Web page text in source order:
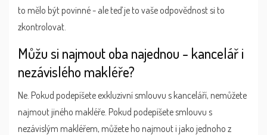
to mělo být povinné - ale teď je to vaše odpovědnost si to
zkontrolovat.
Můžu si najmout oba najednou - kancelář i
nezávislého makléře?
Ne. Pokud podepíšete exkluzivní smlouvu s kanceláří, nemůžete
najmout jiného makléře. Pokud podepíšete smlouvu s
nezávislým makléřem, můžete ho najmout i jako jednoho z